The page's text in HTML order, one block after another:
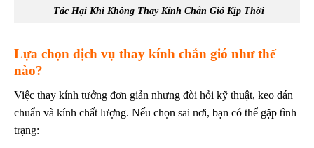
Tác Hại Khi Không Thay Kính Chắn Gió Kịp Thời
Lựa chọn dịch vụ thay kính chắn gió như thế
nào?
Việc thay kính tưởng đơn giản nhưng đòi hỏi kỹ thuật, keo dán
chuẩn và kính chất lượng. Nếu chọn sai nơi, bạn có thể gặp tình
trạng: